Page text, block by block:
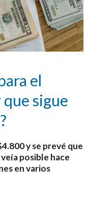
el
sigue
y se prevé que
posible hace
en varios